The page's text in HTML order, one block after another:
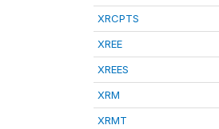
XRCPTS
XREE
XREES
XRM
XRMT